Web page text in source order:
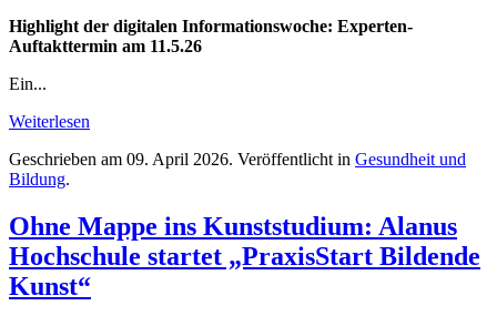
Highlight der digitalen Informationswoche: Experten-
Auftakttermin am 11.5.26
Ein...
Weiterlesen
Geschrieben am 09. April 2026. Veröffentlicht in Gesundheit und
Bildung.
Ohne Mappe ins Kunststudium: Alanus
Hochschule startet „PraxisStart Bildende
Kunst“